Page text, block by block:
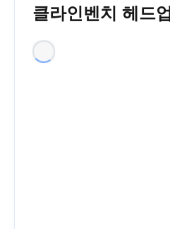
클라인벤치 헤드업